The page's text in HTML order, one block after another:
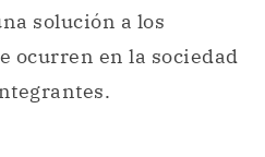
solución a los
ocurren en la sociedad